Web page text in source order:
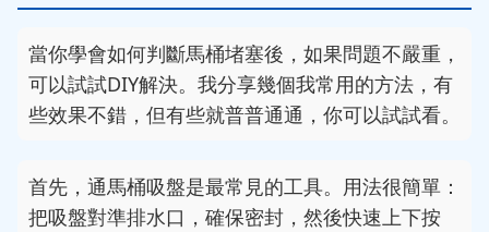
當你學會如何判斷馬桶堵塞後，如果問題不嚴重，
可以試試DIY解決。我分享幾個我常用的方法，有
些效果不錯，但有些就普普通通，你可以試試看。
首先，通馬桶吸盤是最常見的工具。用法很簡單：
把吸盤對準排水口，確保密封，然後快速上下按